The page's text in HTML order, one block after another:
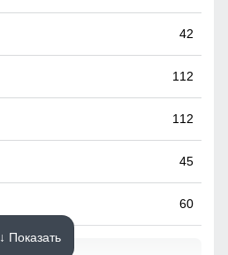
42
112
112
45
60
↓ Показать